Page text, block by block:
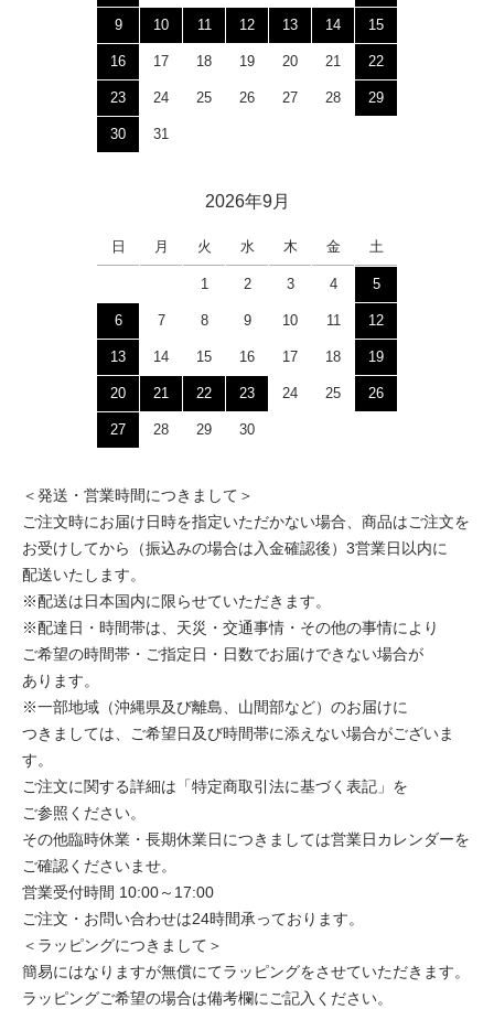
9 10 11 12 13 14 15
16 17 18 19 20 21 22
23 24 25 26 27 28 29
30 31
2026年9月
日 月 火 水 木 金 土
1 2 3 4 5
6 7 8 9 10 11 12
13 14 15 16 17 18 19
20 21 22 23 24 25 26
27 28 29 30
＜発送・営業時間につきまして＞
ご注文時にお届け日時を指定いただかない場合、商品はご注文を
お受けしてから（振込みの場合は入金確認後）3営業日以内に
配送いたします。
※配送は日本国内に限らせていただきます。
※配達日・時間帯は、天災・交通事情・その他の事情により
ご希望の時間帯・ご指定日・日数でお届けできない場合が
あります。
※一部地域（沖縄県及び離島、山間部など）のお届けに
つきましては、ご希望日及び時間帯に添えない場合がございま
す。
ご注文に関する詳細は「特定商取引法に基づく表記」を
ご参照ください。
その他臨時休業・長期休業日につきましては営業日カレンダーを
ご確認くださいませ。
営業受付時間 10:00～17:00
ご注文・お問い合わせは24時間承っております。
＜ラッピングにつきまして＞
簡易にはなりますが無償にてラッピングをさせていただきます。
ラッピングご希望の場合は備考欄にご記入ください。